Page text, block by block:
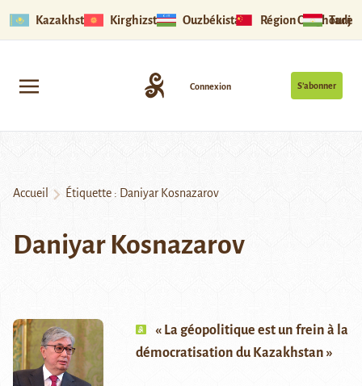
Kazakhstan Kirghizstan Ouzbékistan Région Ouïghoure
S’abonner
Connexion
Accueil Étiquette : Daniyar Kosnazarov
Daniyar Kosnazarov
« La géopolitique est un frein à la
démocratisation du Kazakhstan »